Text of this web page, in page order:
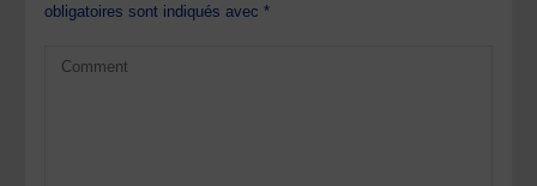
obligatoires sont indiqués avec*